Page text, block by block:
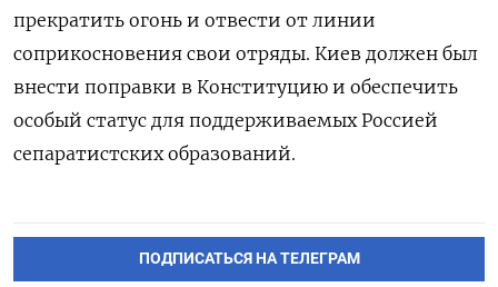
прекратить огонь и отвести от линии
соприкосновения свои отряды. Киев должен был
внести поправки в Конституцию и обеспечить
особый статус для поддерживаемых Россией
сепаратистских образований.
ПОДПИСАТЬСЯ НА ТЕЛЕГРАМ